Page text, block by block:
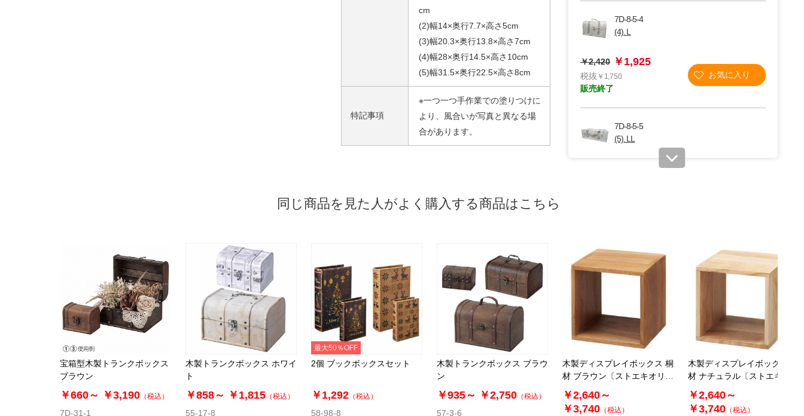
cm
(2)幅14×奥行7.7×高さ5cm
(3)幅20.3×奥行13.8×高さ7cm
(4)幅28×奥行14.5×高さ10cm
(5)幅31.5×奥行22.5×高さ8cm
特記事項
※一つ一つ手作業での塗りつけに
より、風合いが写真と異なる場
合があります。
7D-8-5-4
(4). L
￥2,420 ￥1,925
税抜 ￥1,750
販売終了
7D-8-5-5
(5). LL
￥3,190
同じ商品を見た人がよく購入する商品はこちら
宝箱型木製トランクボックス
ブラウン
￥660～ ￥3,190 （税込）
7D-31-1
木製トランクボックス ホワイ
ト
￥858～ ￥1,815 （税込）
55-17-8
最大50％OFF
2個 ブックボックスセット
￥1,292 （税込）
58-98-8
木製トランクボックス ブラウ
ン
￥935～ ￥2,750 （税込）
57-3-6
木製ディスプレイボックス 桐
材 ブラウン〔ストエキオリジ
ナル〕
￥2,640～
￥3,740 （税込）
木製ディスプレイボックス 桐
材 ナチュラル〔ストエキオリ
ジナル〕
￥2,640～
￥3,740 （税込）